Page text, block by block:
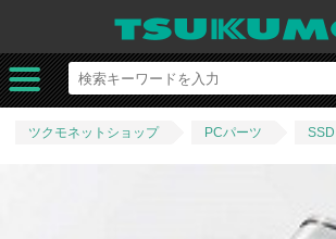
ツクモネットショップ PCパーツ SSD